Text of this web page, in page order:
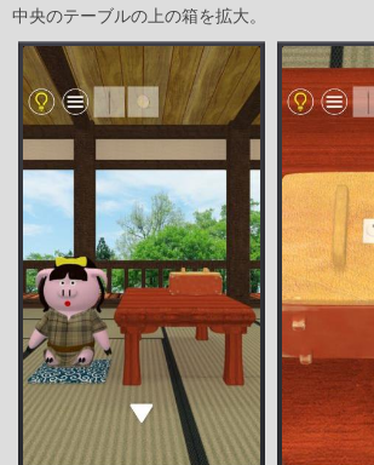
中央のテーブルの上の箱を拡大。